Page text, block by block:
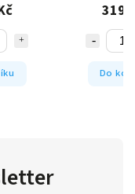
319
Do